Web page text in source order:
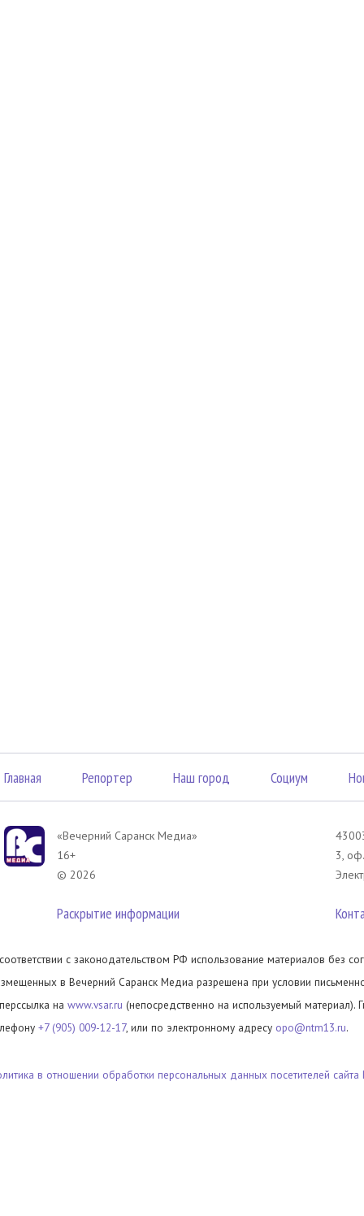
Главная Репортер Наш город Социум
«Вечерний Саранск Mедиа»
16+
© 2026
Раскрытие информации
3,
с законодательством РФ использование материалов без
в Вечерний Саранск Медиа разрешена при условии
на www.vsar.ru (непосредственно на используемый материал).
+7 (905) 009-12-17, или по электронному адресу opo@ntm13.ru.
в отношении обработки персональных данных посетителей